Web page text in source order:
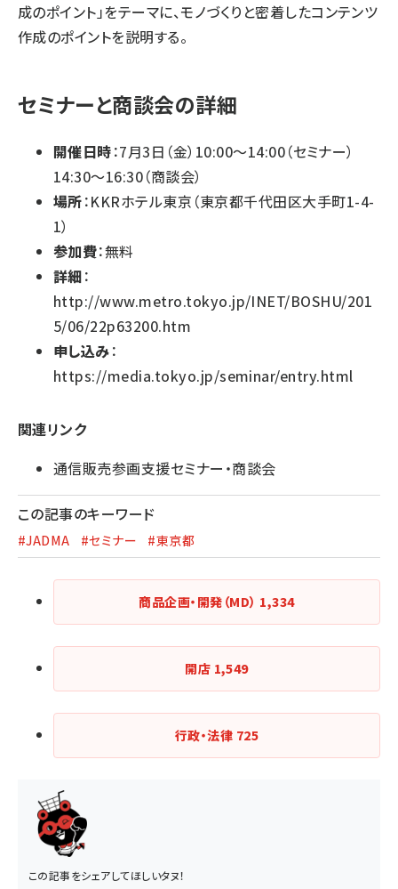
成のポイント」をテーマに、モノづくりと密着したコンテンツ
作成のポイントを説明する。
セミナーと商談会の詳細
開催日時：7月3日（金）10:00～14:00（セミナー）
14:30～16:30（商談会）
場所：KKRホテル東京（東京都千代田区大手町1-4-
1）
参加費：無料
詳細：
http://www.metro.tokyo.jp/INET/BOSHU/201
5/06/22p63200.htm
申し込み：
https://media.tokyo.jp/seminar/entry.html
関連リンク
通信販売参画支援セミナー・商談会
この記事のキーワード
#JADMA #セミナー #東京都
商品企画・開発（MD） 1,334
開店 1,549
行政・法律 725
この記事をシェアしてほしいタヌ！